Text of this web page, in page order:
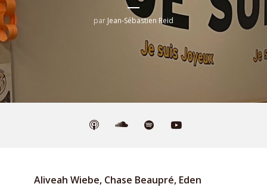
par Jean-Sébastien Reid
Aliveah Wiebe, Chase Beaupré, Eden